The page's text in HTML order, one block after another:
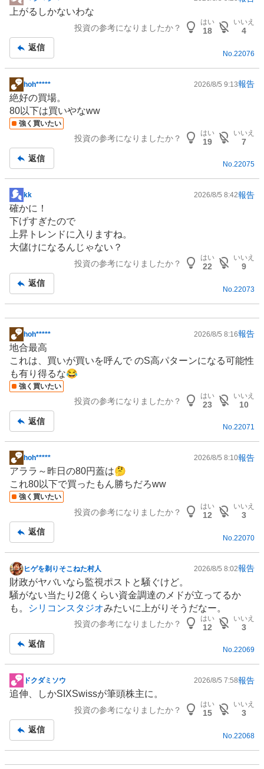
掲
示
事
上がるしかないわな
投資の参考になりましたか？
はい
18
いいえ
4
返信
No. 22076
掲
示
板
記
hoh***** 2026/8/5 9:13報告
絶好の買場。
80以下は買いやなww
強く買いたい
投資の参考になりましたか？
はい
19
いいえ
7
返信
No.22075
掲
示
板
記
事
kk 2026/8/5 8:42報告
確かに！
下げすぎたので
上昇トレンドに入りますね。
大儲けになるんじゃない？
投資の参考になりましたか？
はい
22
いいえ
9
返信
No. 22073
掲
示
板
記
事
hoh***** 2026/8/5 8:16報告
地合最高
これは、買いが買いを呼んで のS高パターンになる可能性
も有り得るな😂
強く買いたい
投資の参考になりましたか？
はい
23
いいえ
10
返信
No.22071
掲
示
板
記
hoh***** 2026/8/5 8:10報告
アララ～昨日の80円蓋は🤔
これ80以下で買ったもん勝ちだろww
強く買いたい
投資の参考になりましたか？
はい
12
いいえ
3
返信
No. 22070
掲
示
板
記
ヒゲを剃りそこねた村人 2026/8/5 8:02報告
財政がヤバいなら監視ポストと騒ぐけど。
騒がない当たり2億くらい資金調達のメドが立ってるか
も。
シリコンスタジオみたいに上がりそうだなー。
投資の参考になりましたか？
はい
12
いいえ
3
返信
No.22069
掲
示
事
ドクダミソウ 2026/8/5 7:58報告
追伸、しかSIXSwissが筆頭株主に。
投資の参考になりましたか？
はい
15
いいえ
3
返信
No. 22068